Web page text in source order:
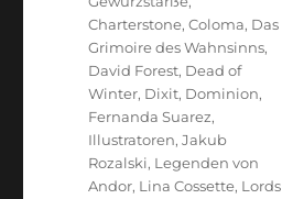
Charterstone,Coloma, Das
Grimoire des Wahnsinns,
David Forest, Dead of
Winter, Dixit, Dominion,
Fernanda Suarez,
Illustratoren,Jakub
Rozalski, Legenden von
Andor, Lina Cossette, Lords